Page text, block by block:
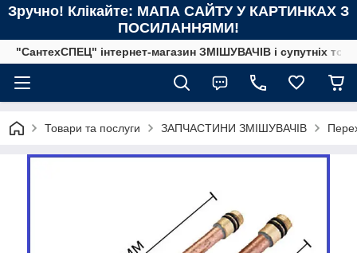
Зручно! Клікайте: МАПА САЙТУ У КАРТИНКАХ З
ПОСИЛАННЯМИ!
"СантехСПЕЦ" інтернет-магазин ЗМІШУВАЧІВ і супутніх
Товари та послуги ЗАПЧАСТИНИ ЗМІШУВАЧІВ